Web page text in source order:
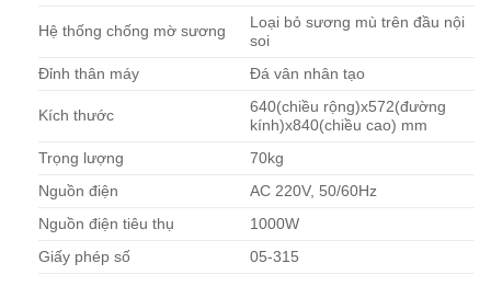
Hệ thống chống mờ sương
Loại bỏ sương mù trên đầu nội
soi
Đỉnh thân máy
Đá vân nhân tạo
Kích thước
640(chiều rộng)x572(đường
kính)x840(chiều cao) mm
Trọng lượng
70kg
Nguồn điện
AC 220V, 50/60Hz
Nguồn điện tiêu thụ
1000W
Giấy phép số
05-315